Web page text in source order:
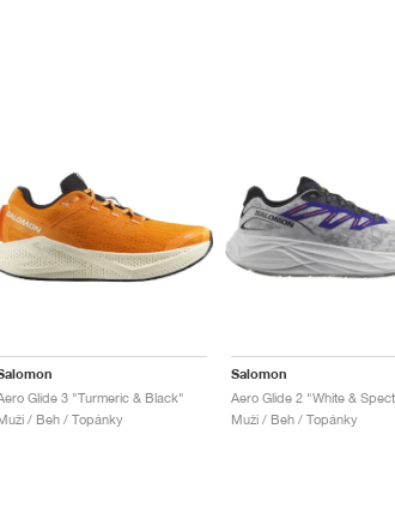
Glide 3 "Turmeric & Black"
/ Beh / Topánky
Salomon
Muži / Beh / Topánky